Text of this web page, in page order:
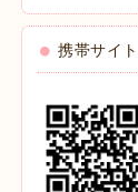
携帯サイト